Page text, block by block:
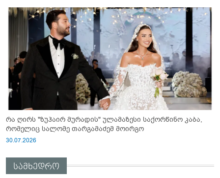
რა ღირს "ზუჰაირ მურადის" ულამაზესი საქორწინო კაბა,
რომელიც სალომე თარგამაძემ მოირგო
30.07.2026
სამხედრო